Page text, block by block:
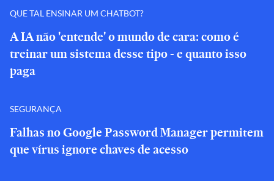
QUE TAL ENSINAR UM CHATBOT?
A IA não 'entende' o mundo de cara: como é
treinar um sistema desse tipo - e quanto isso
paga
SEGURANÇA
Falhas no Google Password Manager permitem
que vírus ignore chaves de acesso